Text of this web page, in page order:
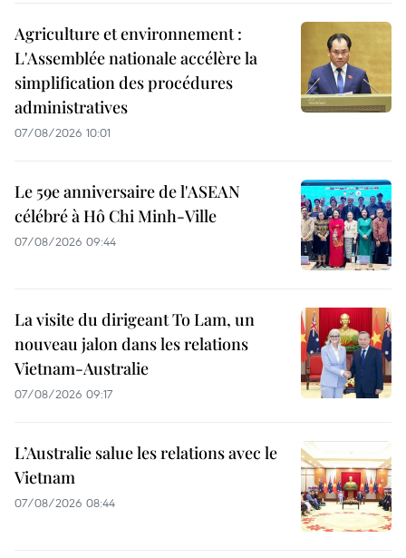
Agriculture et environnement :
L'Assemblée nationale accélère la
simplification des procédures
administratives
07/08/2026 10:01
Le 59e anniversaire de l'ASEAN
célébré à Hô Chi Minh-Ville
07/08/2026 09:44
La visite du dirigeant To Lam, un
nouveau jalon dans les relations
Vietnam-Australie
07/08/2026 09:17
L’Australie salue les relations avec le
Vietnam
07/08/2026 08:44